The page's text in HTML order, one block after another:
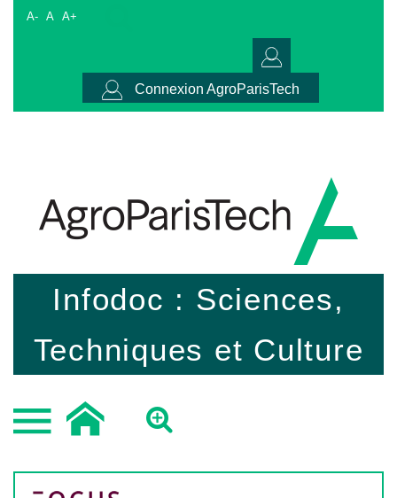
A- A A+
Connexion AgroParisTech
Infodoc : Sciences,
Techniques et Culture